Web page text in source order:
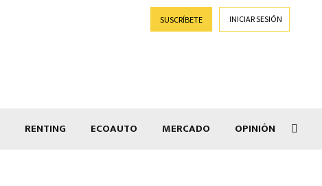
SUSCRÍBETE INICIAR SESIÓN
RENTING ECOAUTO MERCADO OPINIÓN